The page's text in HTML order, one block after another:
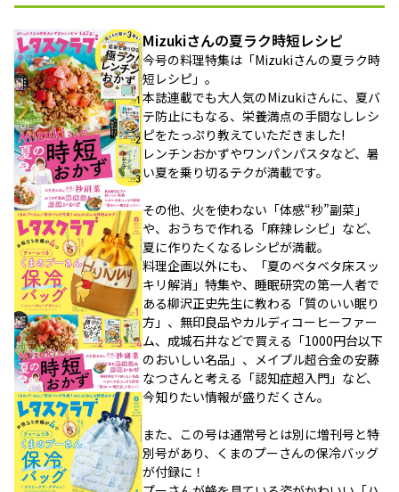
Mizukiさんの夏ラク時短レシピ
今号の料理特集は「Mizukiさんの夏ラク時
短レシピ」。
本誌連載でも大人気のMizukiさんに、夏バ
テ防止にもなる、栄養満点の手間なしレシ
ピをたっぷり教えていただきました!
レンチンおかずやワンパンパスタなど、暑
い夏を乗り切るテクが満載です。
その他、火を使わない「体感“秒”副菜」
や、おうちで作れる「麻辣レシピ」など、
夏に作りたくなるレシピが満載。
料理企画以外にも、「夏のベタベタ床スッ
キリ解消」特集や、睡眠研究の第一人者で
ある柳沢正史先生に教わる「質のいい眠り
方」、無印良品やカルディコーヒーファー
ム、成城石井などで買える「1000円台以下
のおいしい名品」、メイプル超合金の安藤
なつさんと考える「認知症超入門」など、
今知りたい情報が盛りだくさん。
また、この号は通常号とは別に増刊号と特
別号があり、くまのプーさんの保冷バッグ
が付録に！